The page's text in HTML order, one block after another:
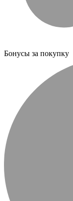
Бонусы за покупку